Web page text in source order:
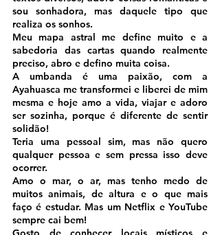
sou sonhadora, mas daquele tipo que
realiza os sonhos.
Meu mapa astral me define muito e a
sabedoria das cartas quando realmente
preciso, abro e defino muita coisa.
A umbanda é uma paixão, com a
Ayahuasca me transformei e liberei de mim
mesma e hoje amo a vida, viajar e adoro
ser sozinha, porque é diferente de sentir
solidão!
Teria uma pessoal sim, mas não quero
qualquer pessoa e sem pressa isso deve
ocorrer.
Amo o mar, o ar, mas tenho medo de
muitos animais, de altura e o que mais
faço é estudar. Mas um Netflix e YouTube
sempre cai bem!